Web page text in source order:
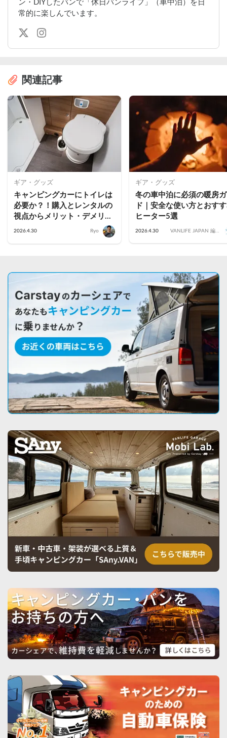
ン・DIYしたバンで「休日バンライフ」（車中泊）を日
常的に楽しんでいます。
関連記事
ギア・グッズ
キャンピングカーにトイレは
必要か？！購入とレンタルの
視点からメリット・デメリッ
2026.4.30 Ryo
ギア・グッズ
冬の車中泊に必須の暖房
ド｜安全な使い方とおす
ヒーター5選
2026.4.30
VANLIFE JAPAN 編集